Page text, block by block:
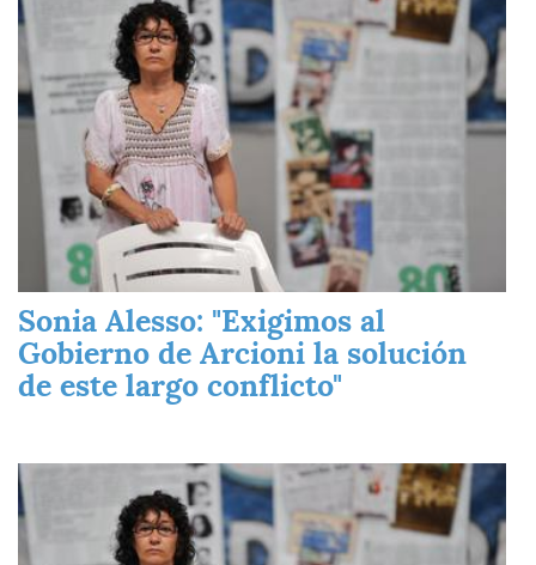
Sonia Alesso: "Exigimos al
Gobierno de Arcioni la solución
de este largo conflicto"
Imagen